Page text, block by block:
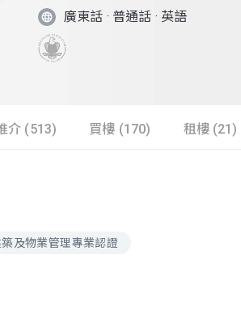
廣東話 · 普通話 · 英語
介 (513) 買樓 (170) 租樓 (21)
及物業管理專業認證